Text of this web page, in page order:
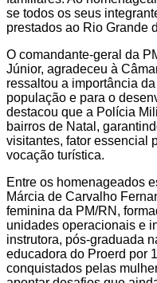
se todos os seus
prestados ao Rio Grande
O comandante-geral da
Júnior, agradeceu à
ressaltou a importância
população e para o
destacou que a Polícia
bairros de Natal,
visitantes, fator essencial
vocação turística.
Entre os homenageados
Márcia de Carvalho
feminina da PM/RN,
unidades operacionais e
instrutora, pós-graduada
educadora do Proerd por
conquistados pelas